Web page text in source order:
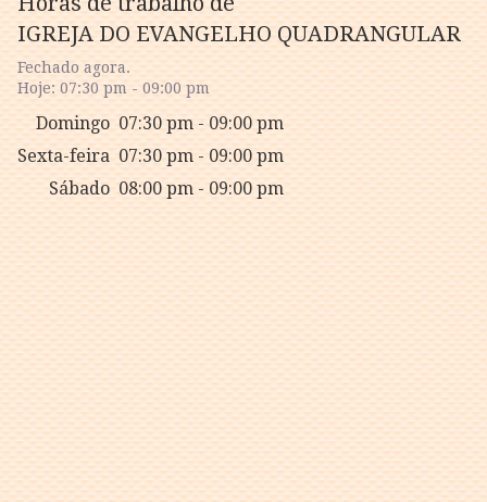
IGREJA DO EVANGELHO QUADRANGULAR
Fechado agora.
Hoje: 07:30 pm - 09:00 pm
Domingo 07:30 pm - 09:00 pm
Sexta-feira 07:30 pm - 09:00 pm
Sábado 08:00 pm - 09:00 pm